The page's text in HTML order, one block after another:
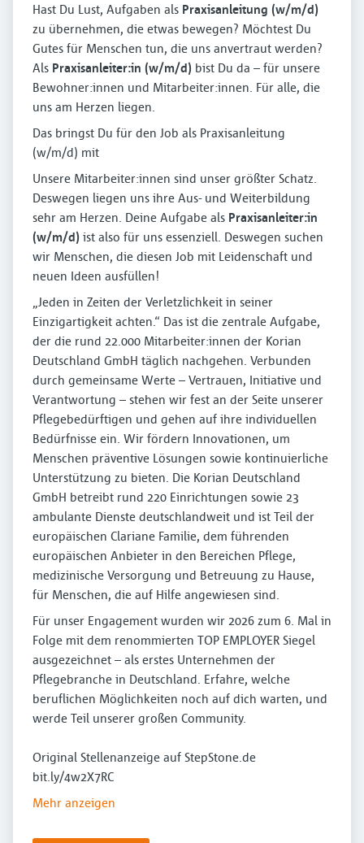
Hast Du Lust, Aufgaben als Praxisanleitung (w/m/d)
zu übernehmen, die etwas bewegen? Möchtest Du
Gutes für Menschen tun, die uns anvertraut werden?
Als Praxisanleiter:in (w/m/d) bist Du da – für unsere
Bewohner:innen und Mitarbeiter:innen. Für alle, die
uns am Herzen liegen.
Das bringst Du für den Job als Praxisanleitung
(w/m/d) mit
Unsere Mitarbeiter:innen sind unser größter Schatz.
Deswegen liegen uns ihre Aus- und Weiterbildung
sehr am Herzen. Deine Aufgabe als Praxisanleiter:in
(w/m/d) ist also für uns essenziell. Deswegen suchen
wir Menschen, die diesen Job mit Leidenschaft und
neuen Ideen ausfüllen!
„Jeden in Zeiten der Verletzlichkeit in seiner
Einzigartigkeit achten.“ Das ist die zentrale Aufgabe,
der die rund 22.000 Mitarbeiter:innen der Korian
Deutschland GmbH täglich nachgehen. Verbunden
durch gemeinsame Werte – Vertrauen, Initiative und
Verantwortung – stehen wir fest an der Seite unserer
Pflegebedürftigen und gehen auf ihre individuellen
Bedürfnisse ein. Wir fördern Innovationen, um
Menschen präventive Lösungen sowie kontinuierliche
Unterstützung zu bieten. Die Korian Deutschland
GmbH betreibt rund 220 Einrichtungen sowie 23
ambulante Dienste deutschlandweit und ist Teil der
europäischen Clariane Familie, dem führenden
europäischen Anbieter in den Bereichen Pflege,
medizinische Versorgung und Betreuung zu Hause,
für Menschen, die auf Hilfe angewiesen sind.
Für unser Engagement wurden wir 2026 zum 6. Mal in
Folge mit dem renommierten TOP EMPLOYER Siegel
ausgezeichnet – als erstes Unternehmen der
Pflegebranche in Deutschland. Erfahre, welche
beruflichen Möglichkeiten noch auf dich warten, und
werde Teil unserer großen Community.
Original Stellenanzeige auf StepStone.de
bit.ly/4w2X7RC
Mehr anzeigen